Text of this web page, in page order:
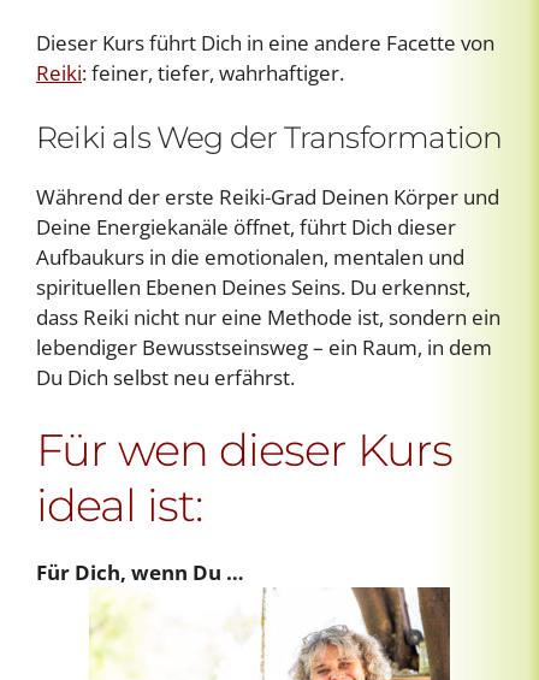
Dieser Kurs führt Dich in eine andere Facette von
Reiki: feiner, tiefer, wahrhaftiger.
Reiki als Weg der Transformation
Während der erste Reiki-Grad Deinen Körper und
Deine Energiekanäle öffnet, führt Dich dieser
Aufbaukurs in die emotionalen, mentalen und
spirituellen Ebenen Deines Seins. Du erkennst,
dass Reiki nicht nur eine Methode ist, sondern ein
lebendiger Bewusstseinsweg – ein Raum, in dem
Du Dich selbst neu erfährst.
Für wen dieser Kurs
ideal ist:
Für Dich, wenn Du …